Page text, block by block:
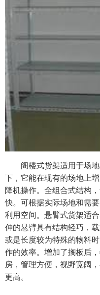
阁楼式货架适用于场地
下，它能在现有的场地上
降机操作。全组合式结构
快。可根据实际场地和需
利用空间。悬臂式货架适
伸的悬臂具有结构轻巧，
或是长度较为特殊的物料
作的效率。增加了搁板后
房，管理方便，视野宽阔
更高。